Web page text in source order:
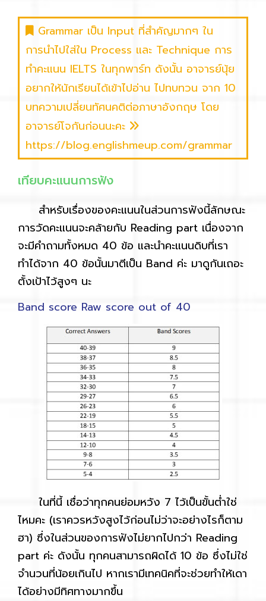
Grammar เป็น Input ที่สำคัญมากๆ ใน
การนำไปใส่ใน Process และ Technique การ
ทำคะแนน IELTS ในทุกพาร์ท ดังนั้น อาจารย์นุ้ย
อยากให้นักเรียนได้เข้าไปอ่าน ไปทบทวน จาก 10
บทความเปลี่ยนทัศนคติต่อภาษาอังกฤษ โดย
อาจารย์โจกันก่อนนะคะ
https://blog.englishmeup.com/grammar
เทียบคะแนนการฟัง
สำหรับเรื่องของคะแนนในส่วนการฟังนี้ลักษณะ
การวัดคะแนนจะคล้ายกับ Reading part เนื่องจาก
จะมีคำถามทั้งหมด 40 ข้อ และนำคะแนนดิบที่เรา
ทำได้จาก 40 ข้อนั้นมาตีเป็น Band ค่ะ มาดูกันเถอะ
ตั้งเป้าไว้สูงๆ นะ
Band score Raw score out of 40
ในที่นี้ เชื่อว่าทุกคนย่อมหวัง 7 ไว้เป็นขั้นต่ำใช่
ไหมคะ (เราควรหวังสูงไว้ก่อนไม่ว่าจะอย่างไรก็ตาม
ฮา) ซึ่งในส่วนของการฟังไม่ยากไปกว่า Reading
part ค่ะ ดังนั้น ทุกคนสามารถผิดได้ 10 ข้อ ซึ่งไม่ใช่
จำนวนที่น้อยเกินไป หากเรามีเทคนิคที่จะช่วยทำให้เดา
ได้อย่างมีทิศทางมากขึ้น